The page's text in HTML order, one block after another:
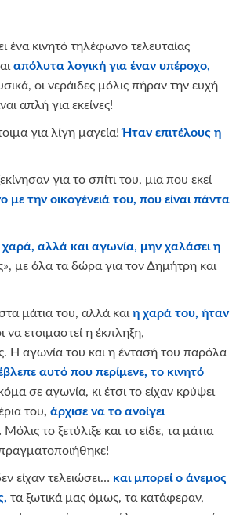
ένα κινητό τηλέφωνο τελευταίας
απόλυτα λογική για έναν υπέροχο,
οι νεράιδες μόλις πήραν την ευχή
απλή για εκείνες!
για λίγη μαγεία!Ήταν επιτέλους η
για το σπίτι του, μια που εκεί
με την οικογένειά του, που είναι πάντα
χαρά, αλλά και αγωνία, μην χαλάσει η
με όλα τα δώρα για τον Δημήτρη και
μάτια του, αλλά και η χαρά του, ήταν
ετοιμαστεί η έκπληξη,
Η αγωνία του και η έντασή του παρόλα
αυτό που περίμενε, το κινητό
σε αγωνία, κι έτσι το είχαν κρύψει
του, άρχισε να το ανοίγει
Μόλις το ξετύλιξε και το είδε, τα μάτια
είχαν τελειώσει… και μπορεί ο άνεμος
τα ξωτικά μας όμως, τα κατάφεραν,